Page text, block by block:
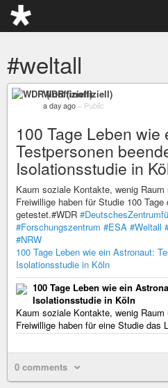
#weltall
WDR (inoffiziell)
a day ago – Public
100 Tage Leben wie
Testpersonen
Isolationsstudie in
Kaum soziale Kontakte, wenig
Freiwillige haben für Studie 100
getestet.#WDR
#Forschungszentrum #ESA #Weltall
#NRW
100 Tage Leben wie ein Astronaut:
Isolationsstudie in Köln
100 Tage Leben wie ein
Isolationsstudie in Köln
Kaum soziale Kontakte, wenig
Freiwillige haben für eine Studie das
0 comments